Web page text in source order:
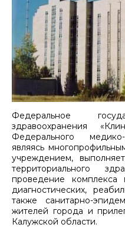
Федеральное
здравоохранения
Федерального медико-
являясь
учреждением,
территориального
проведение комплекса
диагностических,
также санитарно-
жителей города и
Калужской области.